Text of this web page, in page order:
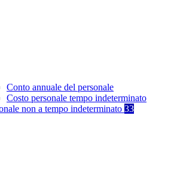
Conto annuale del personale
Costo personale tempo indeterminato
non a tempo indeterminato 33